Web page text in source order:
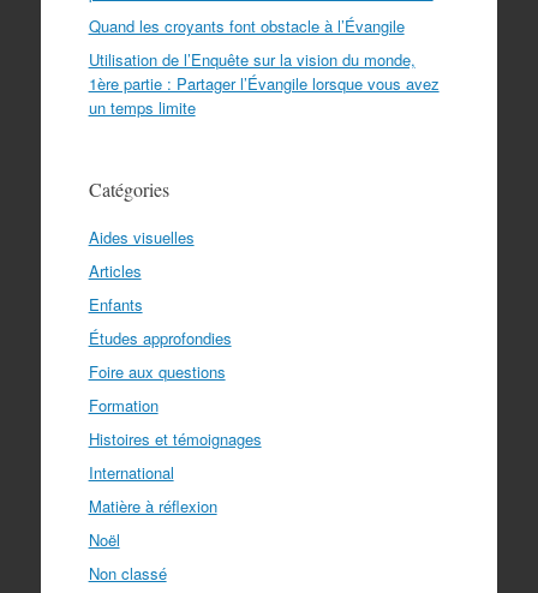
Quand les croyants font obstacle à l’Évangile
Utilisation de l’Enquête sur la vision du monde,
1ère partie : Partager l’Évangile lorsque vous avez
un temps limite
Catégories
Aides visuelles
Articles
Enfants
Études approfondies
Foire aux questions
Formation
Histoires et témoignages
International
Matière à réflexion
Noël
Non classé